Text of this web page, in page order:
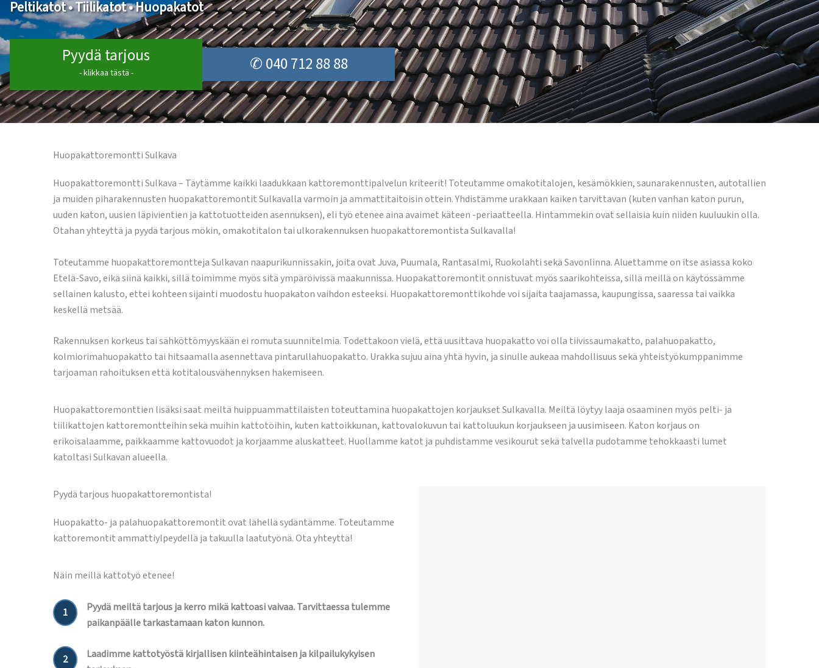
Peltikatot • Tiilikatot • Huopakatot
Pyydä tarjous
- klikkaa tästä - ✆ 040 712 88 88
Huopakattoremontti Sulkava
Huopakattoremontti Sulkava – Täytämme kaikki laadukkaan kattoremonttipalvelun kriteerit! Toteutamme omakotitalojen, kesämökkien, saunarakennusten, autotallien
ja muiden piharakennusten huopakattoremontit Sulkavalla varmoin ja ammattitaitoisin ottein. Yhdistämme urakkaan kaiken tarvittavan (kuten vanhan katon purun,
uuden katon, uusien läpivientien ja kattotuotteiden asennuksen), eli työ etenee aina avaimet käteen -periaatteella. Hintammekin ovat sellaisia kuin niiden kuuluukin olla.
Otahan yhteyttä ja pyydä tarjous mökin, omakotitalon tai ulkorakennuksen huopakattoremontista Sulkavalla!
Toteutamme huopakattoremontteja Sulkavan naapurikunnissakin, joita ovat Juva, Puumala, Rantasalmi, Ruokolahti sekä Savonlinna. Aluettamme on itse asiassa koko
Etelä-Savo, eikä siinä kaikki, sillä toimimme myös sitä ympäröivissä maakunnissa. Huopakattoremontit onnistuvat myös saarikohteissa, sillä meillä on käytössämme
sellainen kalusto, ettei kohteen sijainti muodostu huopakaton vaihdon esteeksi. Huopakattoremonttikohde voi sijaita taajamassa, kaupungissa, saaressa tai vaikka
keskellä metsää.
Rakennuksen korkeus tai sähköttömyyskään ei romuta suunnitelmia. Todettakoon vielä, että uusittava huopakatto voi olla tiivissaumakatto, palahuopakatto,
kolmiorimahuopakatto tai hitsaamalla asennettava pintarullahuopakatto. Urakka sujuu aina yhtä hyvin, ja sinulle aukeaa mahdollisuus sekä yhteistyökumppanimme
tarjoaman rahoituksen että kotitalousvähennyksen hakemiseen.
Huopakattoremonttien lisäksi saat meiltä huippuammattilaisten toteuttamina huopakattojen korjaukset Sulkavalla. Meiltä löytyy laaja osaaminen myös pelti- ja
tiilikattojen kattoremontteihin sekä muihin kattotöihin, kuten kattoikkunan, kattovalokuvun tai kattoluukun korjaukseen ja uusimiseen. Katon korjaus on
erikoisalaamme, paikkaamme kattovuodot ja korjaamme aluskatteet. Huollamme katot ja puhdistamme vesikourut sekä talvella pudotamme tehokkaasti lumet
katoltasi Sulkavan alueella.
Pyydä tarjous huopakattoremontista!
Huopakatto- ja palahuopakattoremontit ovat lähellä sydäntämme. Toteutamme
kattoremontit ammattiylpeydellä ja takuulla laatutyönä. Ota yhteyttä!
Näin meillä kattotyö etenee!
1
Pyydä meiltä tarjous ja kerro mikä kattoasi vaivaa. Tarvittaessa tulemme
paikanpäälle tarkastamaan katon kunnon.
2
Laadimme kattotyöstä kirjallisen kiinteähintaisen ja kilpailukykyisen